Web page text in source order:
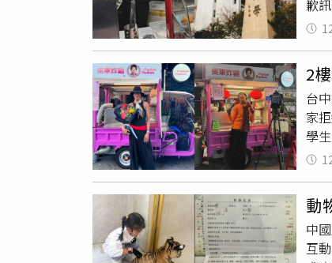
歉
為
方
談
度
受
翻
先
在
此
重
改
商
聞
2
台
家
學
舉
遭
速
炸
要
動
中
互